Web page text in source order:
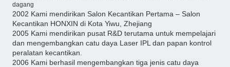
dagang
2002 Kami mendirikan Salon Kecantikan Pertama – Salon
Kecantikan HONXIN di Kota Yiwu, Zhejiang
2005 Kami mendirikan pusat R&D terutama untuk mempelajari
dan mengembangkan catu daya Laser IPL dan papan kontrol
peralatan kecantikan.
2006 Kami berhasil mengembangkan tiga jenis catu daya